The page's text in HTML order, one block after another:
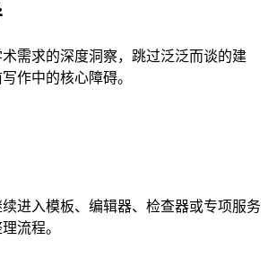
需求的深度洞察，跳过泛泛而谈的建
作中的核心障碍。
进入模板、编辑器、检查器或专项服务
流程。